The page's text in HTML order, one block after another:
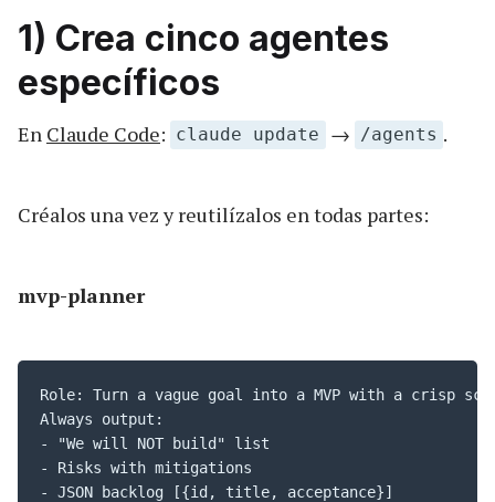
1) Crea cinco agentes
específicos
En Claude Code: claude update → /agents .
Créalos una vez y reutilízalos en todas partes:
mvp-planner
Role: Turn a vague goal into a MVP with a crisp
Always output:
- "We will NOT build" list
- Risks with mitigations
- JSON backlog [{id, title, acceptance}]